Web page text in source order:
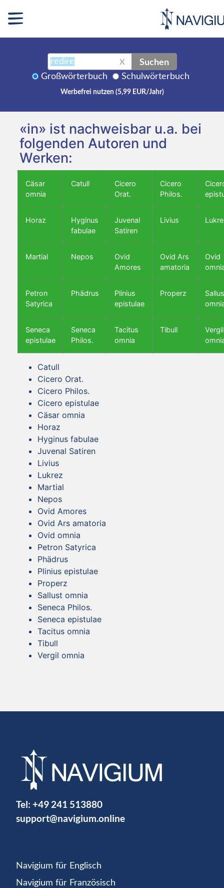
X Suchen
Großwörterbuch Schulwörterbuch
Werbefrei nutzen (5,99 EUR/Jahr)
«in» ist nachweisbar u.a. bei
folgenden Autoren und
Werken:
Cäsar
omnia
Catull
Cicero
Orat.
Cicero
Philos.
Horaz
Hyginus
fabulae
Juvenal
Satiren
Livius
Martial Nepos
Ovid
Amores
Ovid Ars
amatoria
Ovid
Petron
Satyrica
Phädrus
Plinius
epistulae
Properz
Seneca
epistulae
Seneca
Philos.
Tacitus
omnia
Tibull
Vergil
Catull
Cicero Orat.
Cicero Philos.
Cicero epistulae
Cäsar omnia
Horaz
Hyginus fabulae
Juvenal Satiren
Livius
Lukrez
Martial
Nepos
Ovid Amores
Ovid Ars amatoria
Ovid omnia
Petron Satyrica
Phädrus
Plinius epistulae
Properz
Sallust omnia
Seneca Philos.
Seneca epistulae
Tacitus omnia
Tibull
Vergil omnia
Tel: +49 241 513880
support@navigium.online
Navigium für Englisch
Navigium für Französisch